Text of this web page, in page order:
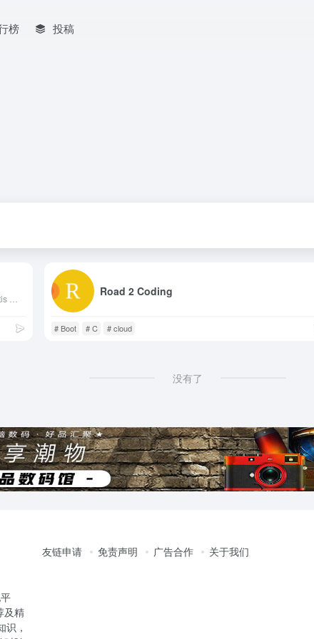
榜 投稿
Road 2 Coding
# Boot # C # cloud
没有了
及精
，
友链申请 免责声明 广告合作 关于我们